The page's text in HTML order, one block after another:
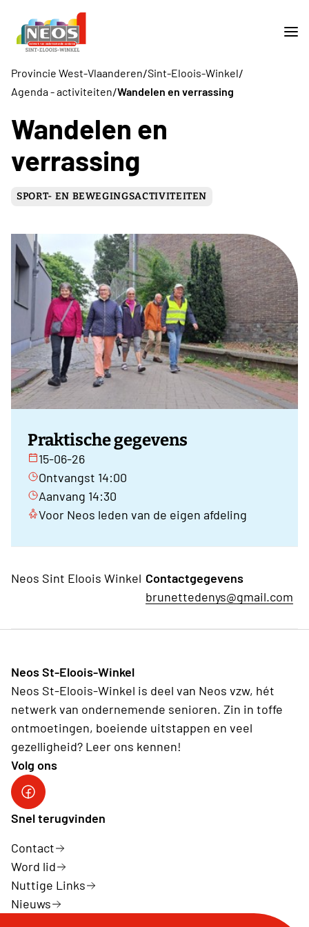
Provincie West-Vlaanderen/Sint-Eloois-Winkel/
Agenda - activiteiten/Wandelen en verrassing
Wandelen en
verrassing
SPORT- EN BEWEGINGSACTIVITEITEN
Praktische gegevens
15-06-26
Ontvangst 14:00
Aanvang 14:30
Voor Neos leden van de eigen afdeling
Neos Sint Eloois Winkel Contactgegevens
brunettedenys@gmail.com
Neos St-Eloois-Winkel
Neos St-Eloois-Winkel is deel van Neos vzw, hét
netwerk van ondernemende senioren. Zin in toffe
ontmoetingen, boeiende uitstappen en veel
gezelligheid? Leer ons kennen!
Volg ons
Snel terugvinden
Contact
Word lid
Nuttige Links
Nieuws